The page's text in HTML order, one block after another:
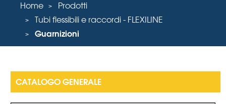
Home
Prodotti
Tubi flessibili e raccordi - FLEXILINE
Guarnizioni